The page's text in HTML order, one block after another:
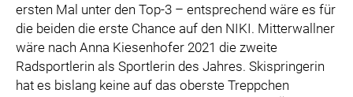
ersten Mal unter den Top-3 – entsprechend wäre es für
die beiden die erste Chance auf den NIKI. Mitterwallner
wäre nach Anna Kiesenhofer 2021 die zweite
Radsportlerin als Sportlerin des Jahres. Skispringerin
hat es bislang keine auf das oberste Treppchen